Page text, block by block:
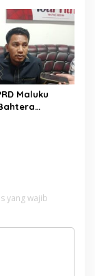
Pembinaan
Maluku
yang wajib